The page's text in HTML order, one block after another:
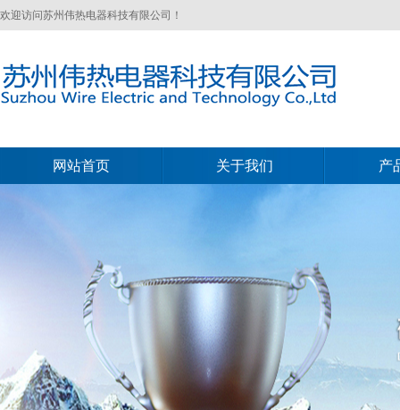
欢迎访问苏州伟热电器科技有限公司！
网站首页 关于我们
关于我们
产